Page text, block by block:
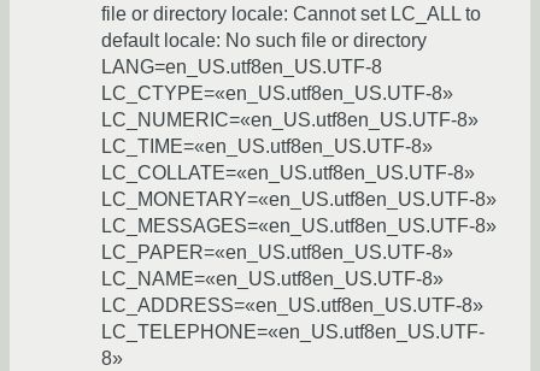
file or directory locale: Cannot set LC_ALL to
default locale: No such file or directory
LANG=en_US.utf8en_US.UTF-8
LC_CTYPE=«en_US.utf8en_US.UTF-8»
LC_NUMERIC=«en_US.utf8en_US.UTF-8»
LC_TIME=«en_US.utf8en_US.UTF-8»
LC_COLLATE=«en_US.utf8en_US.UTF-8»
LC_MONETARY=«en_US.utf8en_US.UTF-8»
LC_MESSAGES=«en_US.utf8en_US.UTF-8»
LC_PAPER=«en_US.utf8en_US.UTF-8»
LC_NAME=«en_US.utf8en_US.UTF-8»
LC_ADDRESS=«en_US.utf8en_US.UTF-8»
LC_TELEPHONE=«en_US.utf8en_US.UTF-
8»